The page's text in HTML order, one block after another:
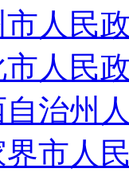
人民
人民
治州
界市人